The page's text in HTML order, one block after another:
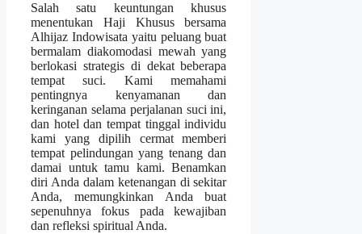
Salah satu keuntungan khusus
menentukan Haji Khusus bersama
Alhijaz Indowisata yaitu peluang buat
bermalam diakomodasi mewah yang
berlokasi strategis di dekat beberapa
tempat suci. Kami memahami
pentingnya kenyamanan dan
keringanan selama perjalanan suci ini,
dan hotel dan tempat tinggal individu
kami yang dipilih cermat memberi
tempat pelindungan yang tenang dan
damai untuk tamu kami. Benamkan
diri Anda dalam ketenangan di sekitar
Anda, memungkinkan Anda buat
sepenuhnya fokus pada kewajiban
dan refleksi spiritual Anda.